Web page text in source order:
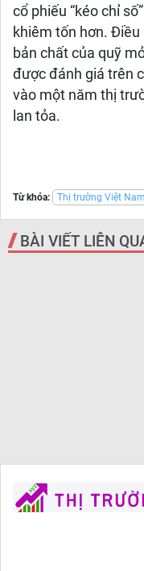
cổ phiếu “kéo chỉ
khiêm tốn hơn.
bản chất của quỹ
được đánh giá trên
vào một năm thị
lan tỏa.
Từ khóa: Thị trường Việt Nam
BÀI VIẾT LIÊN